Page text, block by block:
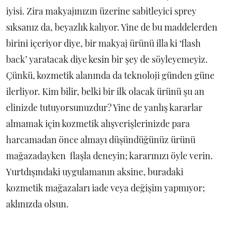
iyisi. Zira makyajınızın üzerine sabitleyici sprey
sıksanız da, beyazlık kalıyor. Yine de bu maddelerden
birini içeriyor diye, bir makyaj ürünü illa ki ‘flash
back’ yaratacak diye kesin bir şey de söyleyemeyiz.
Çünkü, kozmetik alanında da teknoloji günden güne
ilerliyor. Kim bilir, belki bir ilk olacak ürünü şu an
elinizde tutuyorsunuzdur? Yine de yanlış kararlar
almamak için kozmetik alışverişlerinizde para
harcamadan önce almayı düşündüğünüz ürünü
mağazadayken flaşla deneyin; kararınızı öyle verin.
Yurtdışındaki uygulamanın aksine, buradaki
kozmetik mağazaları iade veya değişim yapmıyor;
aklınızda olsun.